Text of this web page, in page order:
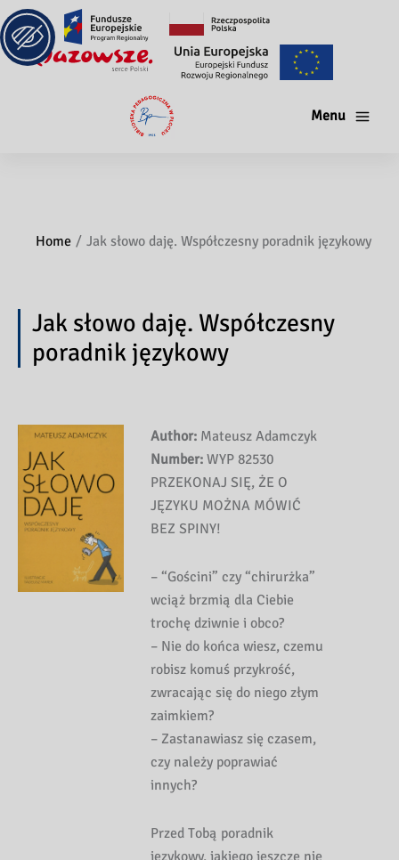
Menu
Home Jak słowo daję. Współczesny poradnik językowy
Jak słowo daję. Współczesny
poradnik językowy
Author: Mateusz Adamczyk
Number: WYP 82530
PRZEKONAJ SIĘ, ŻE O
JĘZYKU MOŻNA MÓWIĆ
BEZ SPINY!
– “Gościni” czy “chirurżka”
wciąż brzmią dla Ciebie
trochę dziwnie i obco?
– Nie do końca wiesz, czemu
robisz komuś przykrość,
zwracając się do niego złym
zaimkiem?
– Zastanawiasz się czasem,
czy należy poprawiać
innych?
Przed Tobą poradnik
językowy, jakiego jeszcze nie